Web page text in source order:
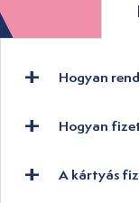
Hogyan
Hogyan
A kártyás